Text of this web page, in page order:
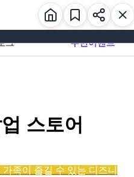
그 주변이벤트
스토어
가족이 즐길 수 있는 디즈니